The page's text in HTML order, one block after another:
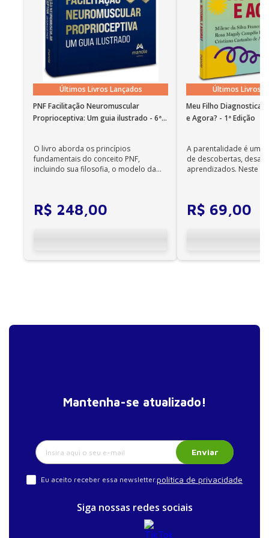
14 Parada cardiorrespiratória
15 Acesso venoso central
16 Via aérea
17 Toracocentese
18 Paracentese
19 Artrocentese
20 Drenagem de abscesso
21 Punção lombar
22 Pericardiocentese
24 Bloqueios regionais
Últimos Livros Lançados
PNF Facilitação Neuromuscular
Proprioceptiva: Um guia ilustrado - 6ª
O livro aborda os princípios
fundamentais do conceito PNF,
incluindo sua filosofia, o modelo da
R$ 248,00
Últimos Livros
Meu Filho
e Agora? - 1ª Edição
A parentalidade é uma
de descobertas,
aprendizados. Neste
R$ 69,00
Mantenha-se atualizado!
Enviar
Eu aceito receber essa newsletter.política de privacidade
Siga nossas redes sociais